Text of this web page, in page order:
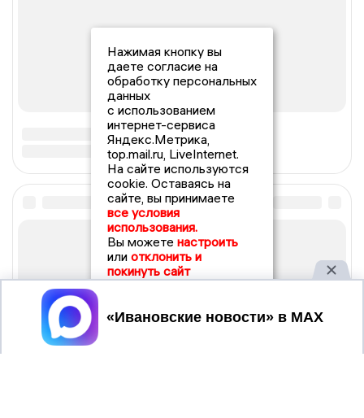
Нажимая кнопку вы
даете согласие на
обработку персональных
данных
с использованием
интернет-сервиса
Яндекс.Метрика,
top.mail.ru, LiveInternet.
На сайте используются
cookie. Оставаясь на
сайте, вы принимаете
все условия
использования.
Вы можете настроить
или отклонить и
покинуть сайт
Принять